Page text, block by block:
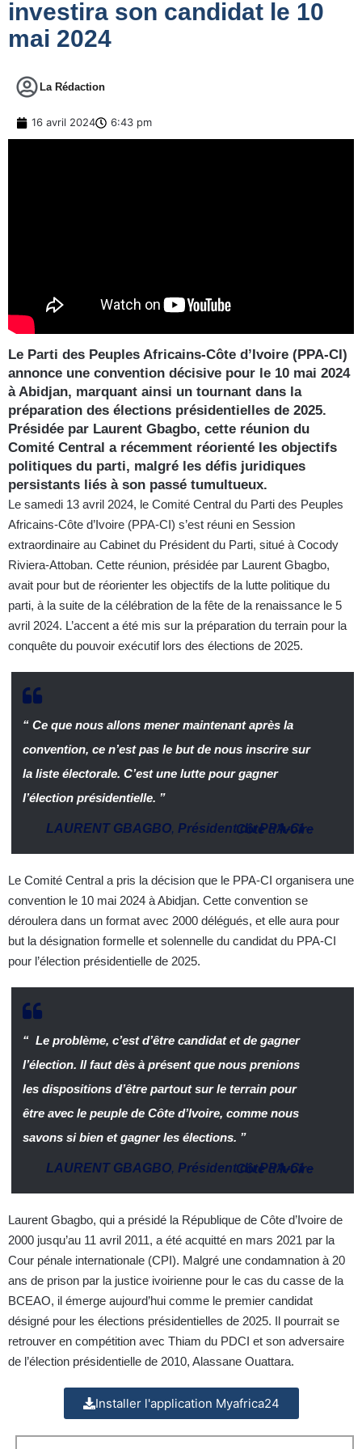
investira son candidat le 10
mai 2024
La Rédaction
16 avril 2024 6:43 pm
Le Parti des Peuples Africains-Côte d’Ivoire (PPA-CI)
annonce une convention décisive pour le 10 mai 2024
à Abidjan, marquant ainsi un tournant dans la
préparation des élections présidentielles de 2025.
Présidée par Laurent Gbagbo, cette réunion du
Comité Central a récemment réorienté les objectifs
politiques du parti, malgré les défis juridiques
persistants liés à son passé tumultueux.
Le samedi 13 avril 2024, le Comité Central du Parti des Peuples
Africains-Côte d’Ivoire (PPA-CI) s’est réuni en Session
extraordinaire au Cabinet du Président du Parti, situé à Cocody
Riviera-Attoban. Cette réunion, présidée par Laurent Gbagbo,
avait pour but de réorienter les objectifs de la lutte politique du
parti, à la suite de la célébration de la fête de la renaissance le 5
avril 2024. L’accent a été mis sur la préparation du terrain pour la
conquête du pouvoir exécutif lors des élections de 2025.
“ Ce que nous allons mener maintenant après la
convention, ce n’est pas le but de nous inscrire sur
la liste électorale. C’est une lutte pour gagner
l’élection présidentielle. ”
LAURENT GBAGBO, Président du PPA-CI–
Côte d’Ivoire
Le Comité Central a pris la décision que le PPA-CI organisera une
convention le 10 mai 2024 à Abidjan. Cette convention se
déroulera dans un format avec 2000 délégués, et elle aura pour
but la désignation formelle et solennelle du candidat du PPA-CI
pour l’élection présidentielle de 2025.
“ Le problème, c’est d’être candidat et de gagner
l’élection. Il faut dès à présent que nous prenions
les dispositions d’être partout sur le terrain pour
être avec le peuple de Côte d’Ivoire, comme nous
savons si bien et gagner les élections. ”
LAURENT GBAGBO, Président du PPA-CI–
Côte d’Ivoire
Laurent Gbagbo, qui a présidé la République de Côte d’Ivoire de
2000 jusqu’au 11 avril 2011, a été acquitté en mars 2021 par la
Cour pénale internationale (CPI). Malgré une condamnation à 20
ans de prison par la justice ivoirienne pour le cas du casse de la
BCEAO, il émerge aujourd’hui comme le premier candidat
désigné pour les élections présidentielles de 2025. Il pourrait se
retrouver en compétition avec Thiam du PDCI et son adversaire
de l’élection présidentielle de 2010, Alassane Ouattara.
Installer l'application Myafrica24